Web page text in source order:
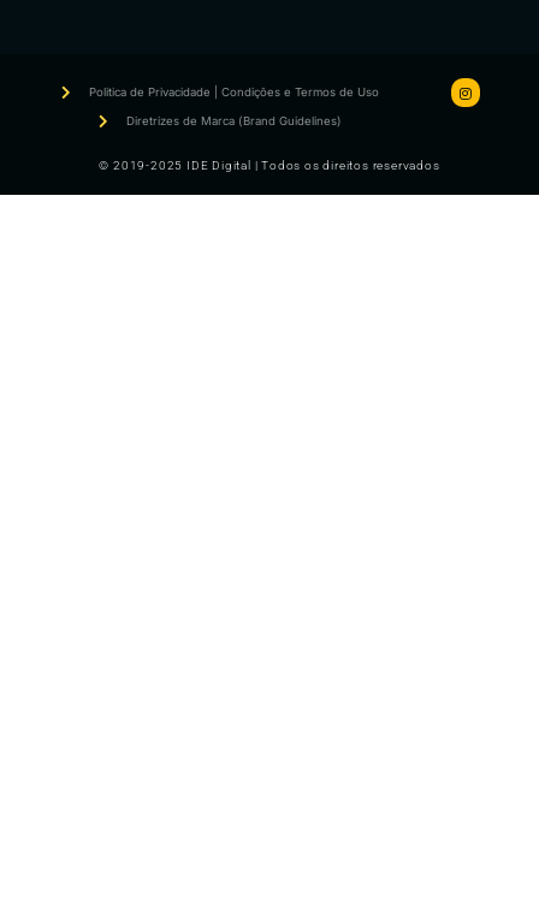
© 2019-2025 IDE Digital | Todos os direitos reservados
Politica de Privacidade | Condições e Termos de Uso
Diretrizes de Marca (Brand Guidelines)